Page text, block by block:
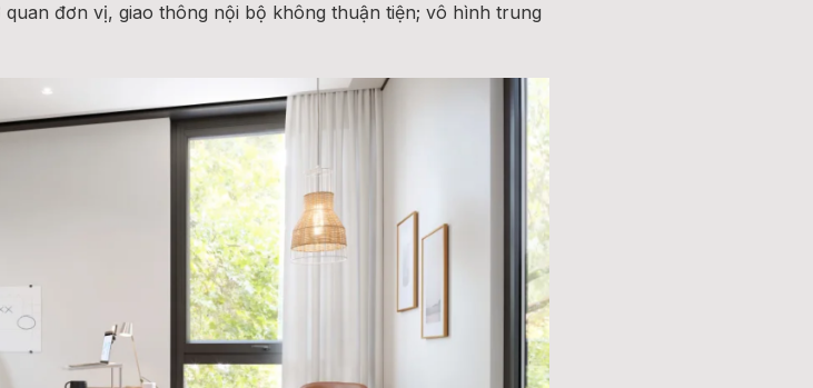
đơn vị, giao thông nội bộ không thuận tiện; vô hình trung